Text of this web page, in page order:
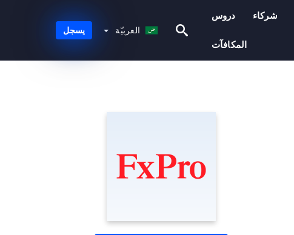
دروس شركاء
المكافآت
العربيّة يسجل